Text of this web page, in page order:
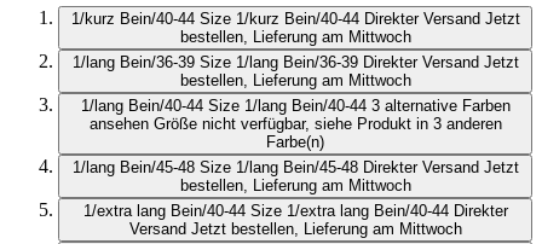
1/kurz Bein/40-44 Size 1/kurz Bein/40-44 Direkter Versand Jetzt
bestellen, Lieferung am Mittwoch
1/lang Bein/36-39 Size 1/lang Bein/36-39 Direkter Versand Jetzt
bestellen, Lieferung am Mittwoch
1/lang Bein/40-44 Size 1/lang Bein/40-44 3 alternative Farben
ansehen Größe nicht verfügbar, siehe Produkt in 3 anderen
Farbe(n)
1/lang Bein/45-48 Size 1/lang Bein/45-48 Direkter Versand Jetzt
bestellen, Lieferung am Mittwoch
1/extra lang Bein/40-44 Size 1/extra lang Bein/40-44 Direkter
Versand Jetzt bestellen, Lieferung am Mittwoch